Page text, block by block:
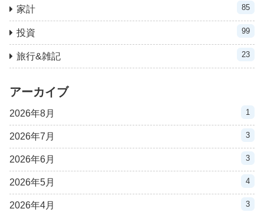
家計 85
投資 99
旅行&雑記 23
アーカイブ
2026年8月 1
2026年7月 3
2026年6月 3
2026年5月 4
2026年4月 3